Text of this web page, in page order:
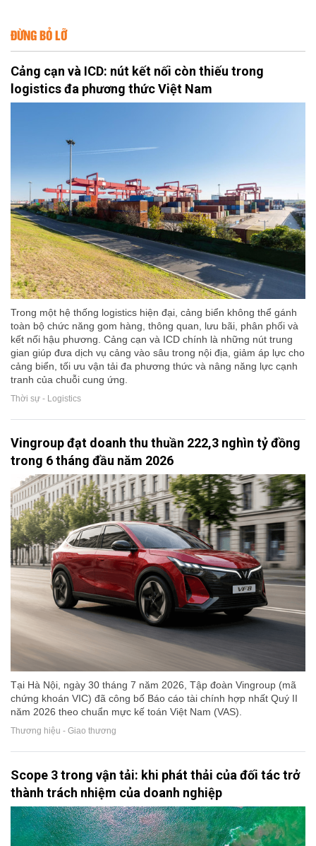
ĐỪNG BỎ LỠ
Cảng cạn và ICD: nút kết nối còn thiếu trong
logistics đa phương thức Việt Nam
Trong một hệ thống logistics hiện đại, cảng biển không thể gánh
toàn bộ chức năng gom hàng, thông quan, lưu bãi, phân phối và
kết nối hậu phương. Cảng cạn và ICD chính là những nút trung
gian giúp đưa dịch vụ cảng vào sâu trong nội địa, giảm áp lực cho
cảng biển, tối ưu vận tải đa phương thức và nâng năng lực cạnh
tranh của chuỗi cung ứng.
Thời sự - Logistics
Vingroup đạt doanh thu thuần 222,3 nghìn tỷ đồng
trong 6 tháng đầu năm 2026
Tại Hà Nội, ngày 30 tháng 7 năm 2026, Tập đoàn Vingroup (mã
chứng khoán VIC) đã công bố Báo cáo tài chính hợp nhất Quý II
năm 2026 theo chuẩn mực kế toán Việt Nam (VAS).
Thương hiệu - Giao thương
Scope 3 trong vận tải: khi phát thải của đối tác trở
thành trách nhiệm của doanh nghiệp